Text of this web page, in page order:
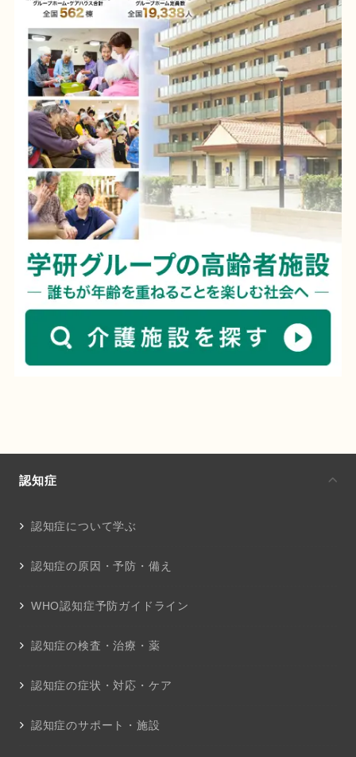
認知症
認知症について学ぶ
認知症の原因・予防・備え
WHO認知症予防ガイドライン
認知症の検査・治療・薬
認知症の症状・対応・ケア
認知症のサポート・施設